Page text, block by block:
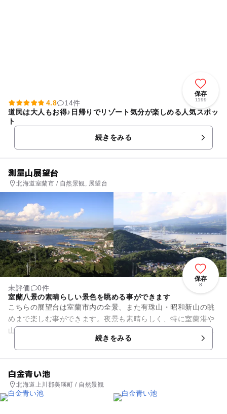
保存
1199
4.8
14件
道民は大人もお得♪日帰りでリゾート気分が楽しめる人気スポッ
ト
続きをみる
測量山展望台
北海道室蘭市 / 自然景観, 展望台
保存
8
未評価
0件
室蘭八景の素晴らしい景色を眺める事ができます
こちらの展望台は室蘭市内の全景、また有珠山・昭和新山の眺
めまで楽しむ事ができます。夜景も素晴らしく、特に室蘭港や
山々のライトアップは一度は見ておきたい景色。展望台までの
道は遊歩道が整備されており...続きをみる
白金青い池
北海道上川郡美瑛町 / 自然景観